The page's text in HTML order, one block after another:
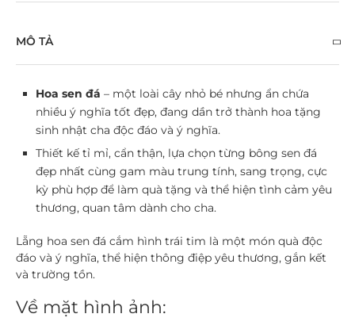
MÔ TẢ
Hoa sen đá – một loài cây nhỏ bé nhưng ẩn chứa
nhiều ý nghĩa tốt đẹp, đang dần trở thành hoa tặng
sinh nhật cha độc đáo và ý nghĩa.
Thiết kế tỉ mỉ, cẩn thận, lựa chọn từng bông sen đá
đẹp nhất cùng gam màu trung tính, sang trọng, cực
kỳ phù hợp để làm quà tặng và thể hiện tình cảm yêu
thương, quan tâm dành cho cha.
Lẵng hoa sen đá cắm hình trái tim là một món quà độc
đáo và ý nghĩa, thể hiện thông điệp yêu thương, gắn kết
và trường tồn.
Về mặt hình ảnh: